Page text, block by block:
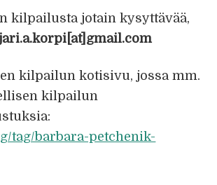
kilpailusta jotain kysyttävää,
kilpailun kotisivu, jossa mm.
kilpailun
tag/barbara-petchenik-